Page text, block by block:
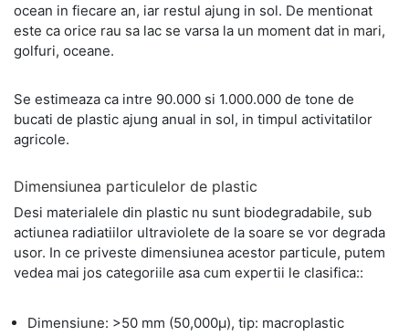
ocean in fiecare an, iar restul ajung in sol. De mentionat
este ca orice rau sa lac se varsa la un moment dat in mari,
golfuri, oceane.
Se estimeaza ca intre 90.000 si 1.000.000 de tone de
bucati de plastic ajung anual in sol, in timpul activitatilor
agricole.
Dimensiunea particulelor de plastic
Desi materialele din plastic nu sunt biodegradabile, sub
actiunea radiatiilor ultraviolete de la soare se vor degrada
usor. In ce priveste dimensiunea acestor particule, putem
vedea mai jos categoriile asa cum expertii le clasifica::
Dimensiune: >50 mm (50,000µ), tip: macroplastic